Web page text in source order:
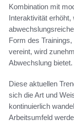
Kombination mit
Interaktivität erhöht,
Form des
vereint, wird
Abwechslung bietet.
Diese aktuellen
sich die Art und
kontinuierlich
Arbeitsumfeld